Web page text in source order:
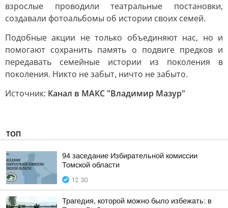
взрослые проводили театральные постановки,
создавали фотоальбомы об истории своих семей.
Подобные акции не только объединяют нас, но и
помогают сохранить память о подвиге предков и
передавать семейные истории из поколения в
поколения. Никто не забыт, ничто не забыто.
Источник: Канал в МАКС "Владимир Мазур"
ТОП
94 заседание Избирательной комиссии
Томской области
12:30
Трагедия, которой можно было избежать: в